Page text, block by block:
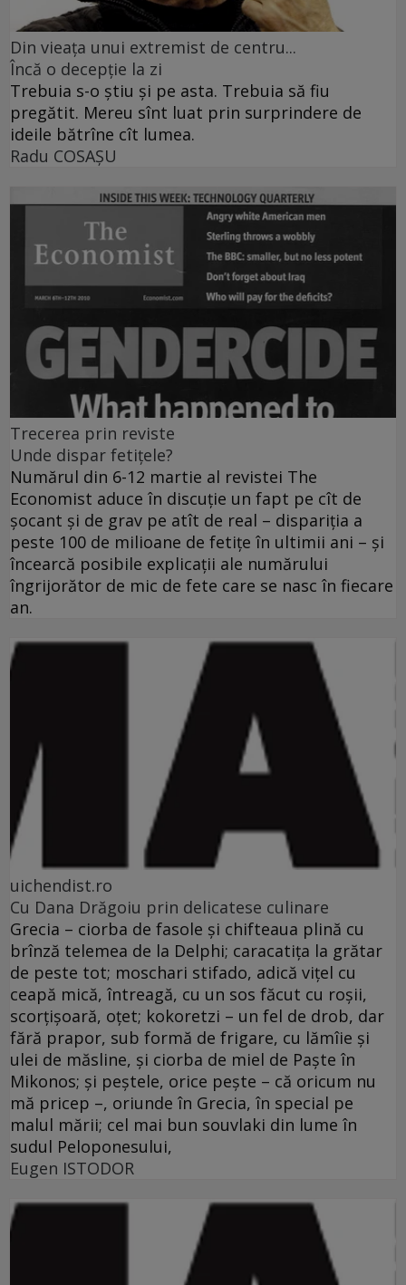
Din vieaţa unui extremist de centru...
Încă o decepţie la zi
Trebuia s-o ştiu şi pe asta. Trebuia să fiu
pregătit. Mereu sînt luat prin surprindere de
ideile bătrîne cît lumea.
Radu COSAŞU
Trecerea prin reviste
Unde dispar fetiţele?
Numărul din 6-12 martie al revistei The
Economist aduce în discuţie un fapt pe cît de
şocant şi de grav pe atît de real – dispariţia a
peste 100 de milioane de fetiţe în ultimii ani – şi
încearcă posibile explicaţii ale numărului
îngrijorător de mic de fete care se nasc în fiecare
an.
uichendist.ro
Cu Dana Drăgoiu prin delicatese culinare
Grecia – ciorba de fasole şi chifteaua plină cu
brînză telemea de la Delphi; caracatiţa la grătar
de peste tot; moschari stifado, adică viţel cu
ceapă mică, întreagă, cu un sos făcut cu roşii,
scorţişoară, oţet; kokoretzi – un fel de drob, dar
fără prapor, sub formă de frigare, cu lămîie şi
ulei de măsline, şi ciorba de miel de Paşte în
Mikonos; şi peştele, orice peşte – că oricum nu
mă pricep –, oriunde în Grecia, în special pe
malul mării; cel mai bun souvlaki din lume în
sudul Peloponesului,
Eugen ISTODOR